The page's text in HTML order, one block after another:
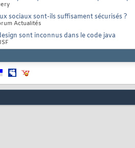
sociaux sont-ils suffisament sécurisés ?
Actualités
sont inconnus dans le code java